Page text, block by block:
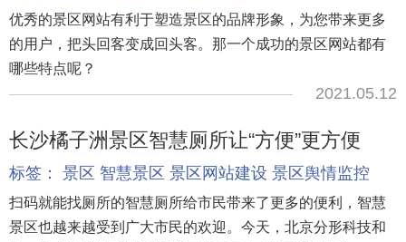
优秀的景区网站有利于塑造景区的品牌形象，为您带来更多
的用户，把头回客变成回头客。那一个成功的景区网站都有
哪些特点呢？
2021.05.12
长沙橘子洲景区智慧厕所让“方便”更方便
标签： 景区 智慧景区 景区网站建设 景区舆情监控
扫码就能找厕所的智慧厕所给市民带来了更多的便利，智慧
景区也越来越受到广大市民的欢迎。今天，北京分形科技和